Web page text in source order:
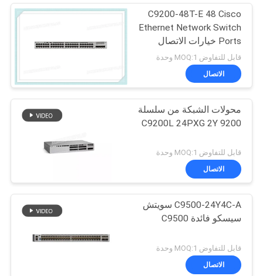
C9200-48T-E 48 Cisco
Ethernet Network Switch
Ports خيارات الاتصال
العلوي الوحدوي للبيانات
قابل للتفاوض MOQ:1 وحدة
الاتصال
محولات الشبكة من سلسلة
C9200L 24PXG 2Y 9200
قابل للتفاوض MOQ:1 وحدة
الاتصال
C9500-24Y4C-A سويتش
سيسكو فائدة C9500
قابل للتفاوض MOQ:1 وحدة
الاتصال